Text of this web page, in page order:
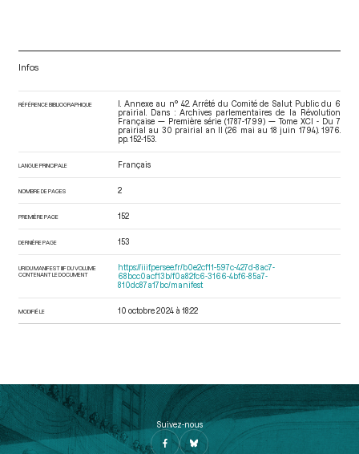
Infos
RÉFÉRENCE BIBLIOGRAPHIQUE
I. Annexe au n° 42. Arrêté du Comité de Salut Public du 6
prairial. Dans : Archives parlementaires de la Révolution
Française — Première série (1787-1799) — Tome XCI - Du 7
prairial au 30 prairial an II (26 mai au 18 juin 1794). 1976.
pp. 152-153.
LANGUE PRINCIPALE Français
NOMBRE DE PAGES 2
PREMIÈRE PAGE 152
DERNIÈRE PAGE 153
URI DU MANIFEST IIIF DU VOLUME
CONTENANT LE DOCUMENT
https://iiif.persee.fr/b0e2cf11-597c-427d-8ac7-
68bcc0acf13b/f0a82fc6-3166-4bf6-85a7-
810dc87a17bc/manifest
MODIFIÉ LE 10 octobre 2024 à 18:22
Suivez-nous